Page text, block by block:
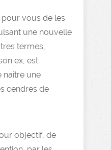
vous de les
une nouvelle
termes,
ex, est
naître une
cendres de
objectif, de